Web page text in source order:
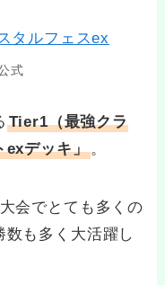
式
Tier1（最強クラ
exデッキ」。
会でとても多くの
も多く大活躍し